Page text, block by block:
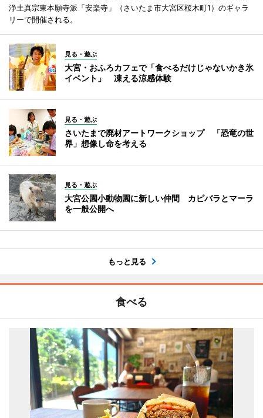
浄土真宗東本願寺派「安楽寺」（さいたま市大宮区桜木町1）のギャラ
リーで開催される。
見る・遊ぶ
大宮・おふろカフェで「食べるだけじゃないかき氷
イベント」 凍える涼感体験
見る・遊ぶ
さいたまで廃材アートワークショップ 「恐竜の世
界」想像し命を考える
見る・遊ぶ
大宮公園小動物園に新しい仲間 カピバラとマーラ
を一般公開へ
もっと見る
食べる